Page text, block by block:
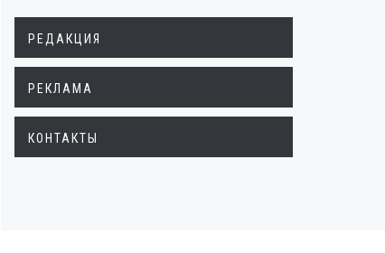
РЕДАКЦИЯ
РЕКЛАМА
КОНТАКТЫ